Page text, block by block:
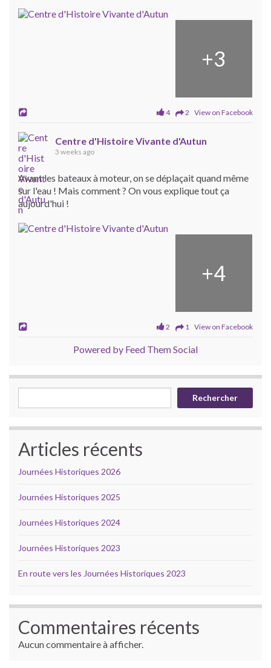
+3
4 2 View on Facebook
Centre d'Histoire Vivante d'Autun
3 weeks ago
Avant les bateaux à moteur, on se déplaçait quand même
sur l'eau ! Mais comment ? On vous explique tout ça
aujourd'hui !
+4
2 1 View on Facebook
Powered by Feed Them Social
Rechercher
Articles récents
Journées Historiques 2026
Journées Historiques 2025
Journées Historiques 2024
Journées Historiques 2023
En route vers les Journées Historiques 2023
Commentaires récents
Aucun commentaire à afficher.